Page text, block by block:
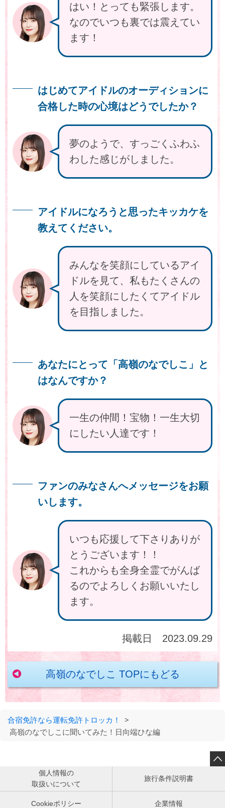
はい！とっても緊張します。
なのでいつも裏では震えてい
ます！
はじめてアイドルのオーディションに
合格した時の心境はどうでしたか？
夢のようで、すっごくふわふ
わした感じがしました。
アイドルになろうと思ったキッカケを
教えてください。
みんなを笑顔にしているアイ
ドルを見て、私もたくさんの
人を笑顔にしたくてアイドル
を目指しました。
あなたにとって「高嶺のなでしこ」と
はなんですか？
一生の仲間！宝物！一生大切
にしたい人達です！
ファンのみなさんへメッセージをお願
いします。
いつも応援して下さりありが
とうございます！！
これからも全身全霊でがんば
るのでよろしくお願いいたし
ます。
掲載日 2023.09.29
高嶺のなでしこ TOPにもどる
合宿免許なら運転免許トロッカ！
>
高嶺のなでしこに聞いてみた！日向端ひな編

個人情報の
取扱いについて
旅行条件説明書
Cookieポリシー 企業情報